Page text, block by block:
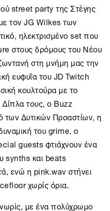
street party της Στέγης
τον JG Wilkes των
ηλεκτρισμένο set που
στους δρόμους του Νέου
στη μνήμη μας την
ευφυΐα του JD Twitch
κουλτούρα με το
τους, ο Buzz
των Δυτικών Προαστίων, η
του grime, ο
guests φτιάχνουν ένα
synths και beats
ενώ η pink.wav στήνει
χωρίς όρια.
με ένα πολύχρωμο